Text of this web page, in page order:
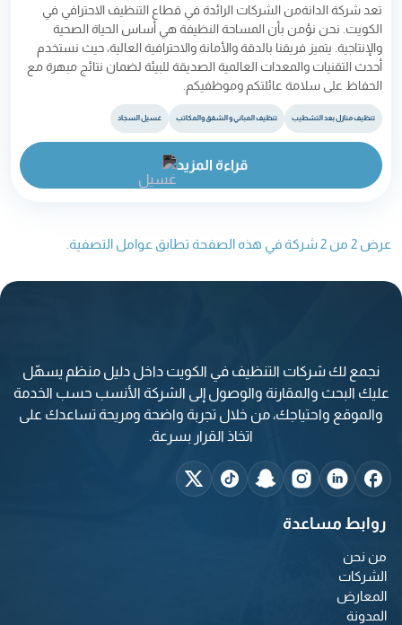
الحفاظ على سلامة عائلتكم وموظفيكم.
تنظيف منازل بعد التشطيب تنظيف المباني و الشقق والمكاتب غسيل السجاد
قراءة المزيد
عرض 2 من 2 شركة في هذه الصفحة تطابق عوامل التصفية.
نجمع لك شركات التنظيف في الكويت داخل دليل منظم يسهّل
عليك البحث والمقارنة والوصول إلى الشركة الأنسب حسب الخدمة
والموقع واحتياجك، من خلال تجربة واضحة ومريحة تساعدك على
اتخاذ القرار بسرعة.
روابط مساعدة
من نحن
الشركات
المعارض
المدونة